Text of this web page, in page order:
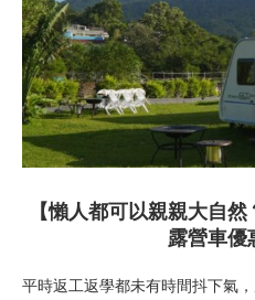
【懶人都可以親親大自
露營車優
平時返工返學都未有時間抖下氣